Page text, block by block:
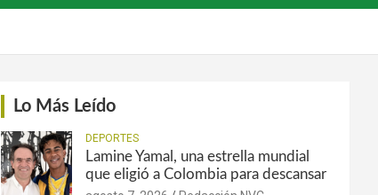
Lo Más Leído
DEPORTES
Lamine Yamal, una estrella mundial
que eligió a Colombia para descansar